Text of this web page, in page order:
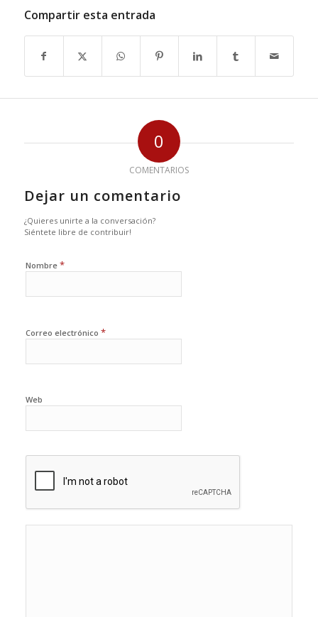
Compartir esta entrada
0
COMENTARIOS
Dejar un comentario
¿Quieres unirte a la conversación?
Siéntete libre de contribuir!
Nombre *
Correo electrónico *
Web